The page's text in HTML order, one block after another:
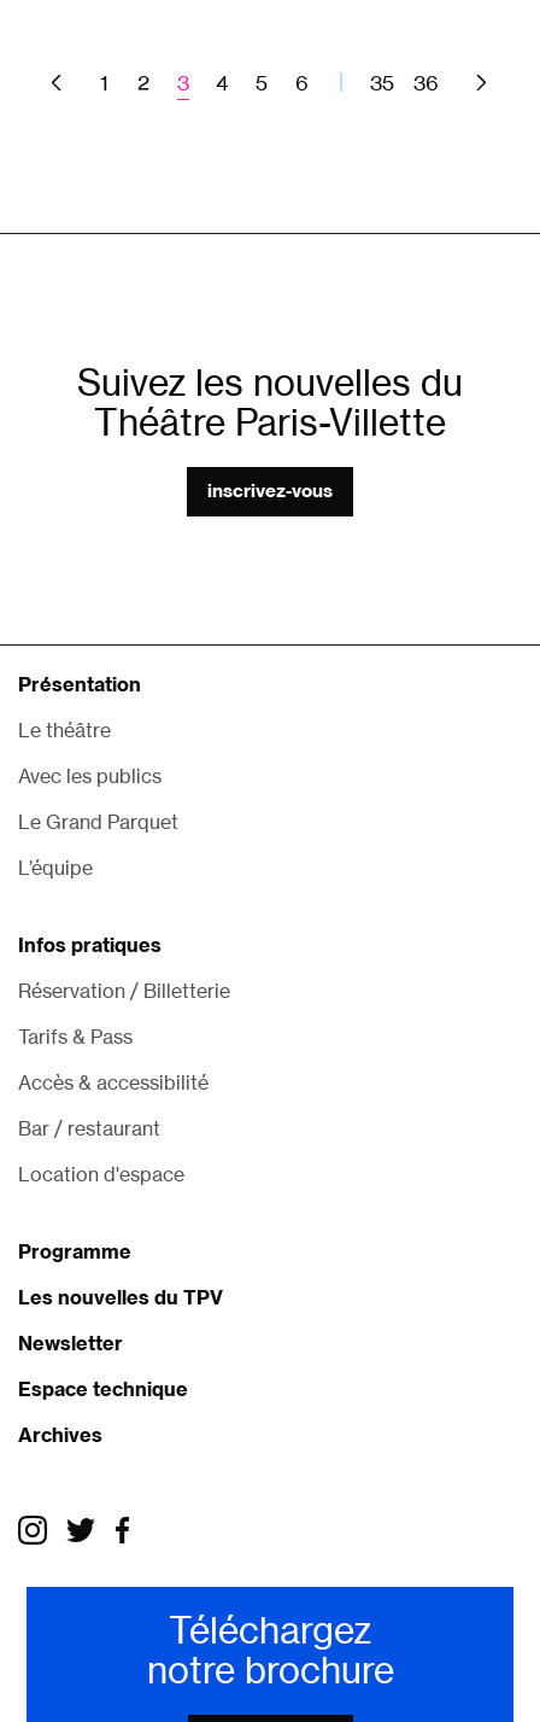
1 2 3 4 5 6 35 36
Suivez les nouvelles du
Théâtre Paris-Villette
inscrivez-vous
Présentation
Le théâtre
Avec les publics
Le Grand Parquet
L’équipe
Infos pratiques
Réservation / Billetterie
Tarifs & Pass
Accès & accessibilité
Bar / restaurant
Location d'espace
Programme
Les nouvelles du TPV
Newsletter
Espace technique
Archives
Téléchargez
notre brochure